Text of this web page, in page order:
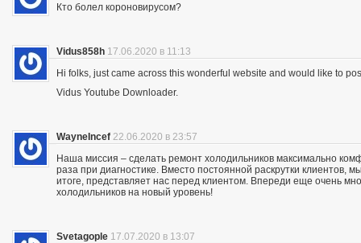
Кто болел короновирусом?
Vidus858h 17.06.2020 в 11:13
Hi folks, just came across this wonderful website and would like to
Vidus Youtube Downloader.
WayneIncef 22.06.2020 в 23:57
Наша миссия – сделать ремонт холодильников максимально
раза при диагностике. Вместо постоянной раскрутки клиентов,
итоге, представляет нас перед клиентом. Впереди еще очень
холодильников на новый уровень!
Svetagople 17.07.2020 в 13:07